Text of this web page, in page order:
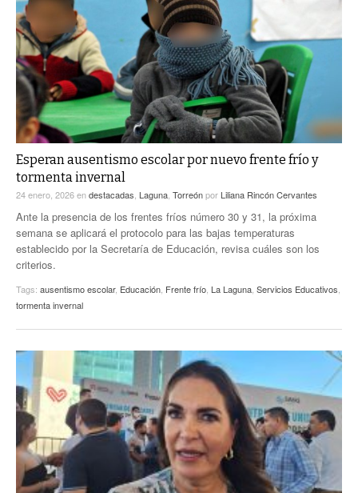
EL EXACTO
EXA INFORMA
GLOBO
CONTEXTOS
TRAYECTO LAGUNA
A MEDIA MAÑANA
A TODA LEY
DIÁLOGOS CON LA HISTORIA
TWEETS AND BEATS
LA MEJOR 97.1 ESTÉREO GALLITO
ACTUALIDADES GREM
PULSO
PC29
ACTUALIDADES GREM
Esperan ausentismo escolar por nuevo frente frío y
tormenta invernal
24 enero, 2026endestacadas Laguna Torreónpor Liliana Rincón Cervantes
Ante la presencia de los frentes fríos número 30 y 31, la próxima
semana se aplicará el protocolo para las bajas temperaturas
establecido por la Secretaría de Educación, revisa cuáles son los
criterios.
Tags: ausentismo escolar, Educación Frente frío La Laguna Servicios Educativos
tormenta invernal